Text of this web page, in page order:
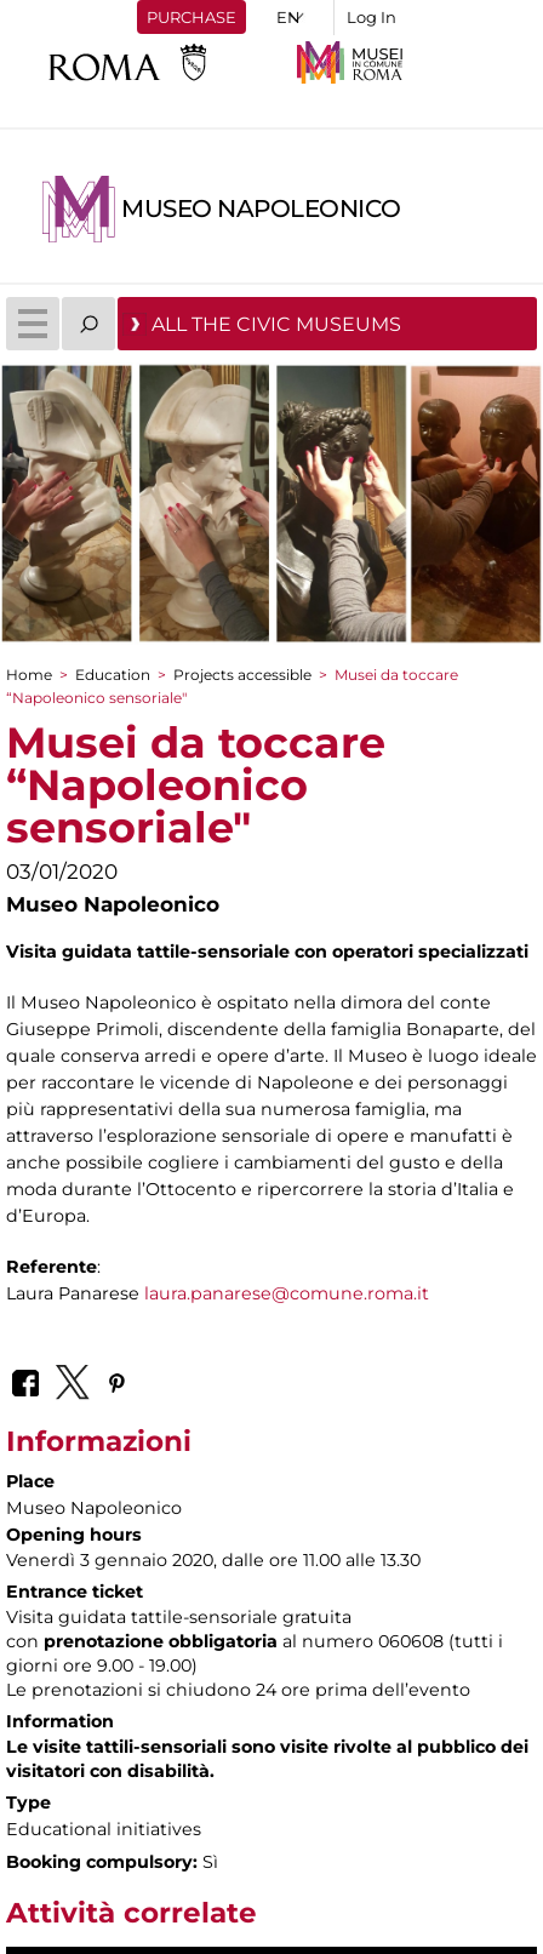
PURCHASE Log In
MUSEO NAPOLEONICO
ALL THE CIVIC MUSEUMS
You are here
Home > Education > Projects accessible > Musei da toccare
“Napoleonico sensoriale"
Musei da toccare
“Napoleonico
sensoriale"
03/01/2020
Museo Napoleonico
Visita guidata tattile-sensoriale con operatori specializzati
Il Museo Napoleonico è ospitato nella dimora del conte
Giuseppe Primoli, discendente della famiglia Bonaparte, del
quale conserva arredi e opere d’arte. Il Museo è luogo ideale
per raccontare le vicende di Napoleone e dei personaggi
più rappresentativi della sua numerosa famiglia, ma
attraverso l’esplorazione sensoriale di opere e manufatti è
anche possibile cogliere i cambiamenti del gusto e della
moda durante l’Ottocento e ripercorrere la storia d’Italia e
d’Europa.
Referente:
Laura Panarese laura.panarese@comune.roma.it
Informazioni
Place
Museo Napoleonico
Opening hours
Venerdì 3 gennaio 2020, dalle ore 11.00 alle 13.30
Entrance ticket
Visita guidata tattile-sensoriale gratuita
con prenotazione obbligatoria al numero 060608 (tutti i
giorni ore 9.00 - 19.00)
Le prenotazioni si chiudono 24 ore prima dell’evento
Information
Le visite tattili-sensoriali sono visite rivolte al pubblico dei
visitatori con disabilità.
Type
Educational initiatives
Booking compulsory: Sì
Attività correlate